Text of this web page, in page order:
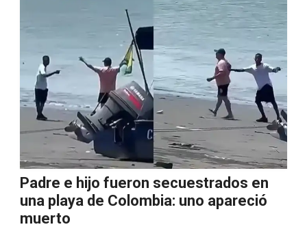
Padre e hijo fueron secuestrados en
una playa de Colombia: uno apareció
muerto